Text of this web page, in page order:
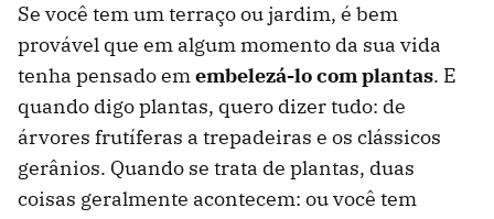
Se você tem um terraço ou jardim, é bem
provável que em algum momento da sua vida
tenha pensado emembelezá-lo com plantas. E
quando digo plantas, quero dizer tudo: de
árvores frutíferas a trepadeiras e os clássicos
gerânios. Quando se trata de plantas, duas
coisas geralmente acontecem: ou você tem